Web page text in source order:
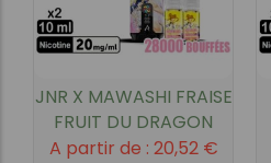
JNR X MAWASHI FRAISE
FRUIT DU DRAGON
A partir de : 20,52 €